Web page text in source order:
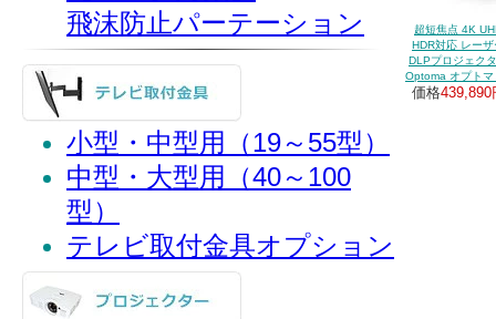
飛沫防止パーテーション
小型・中型用（19～55型）
中型・大型用（40～100
型）
テレビ取付金具オプション
超短焦点 4K
HDR対応 レーザ
DLPプロジェク
Optoma オプト
価格439,890